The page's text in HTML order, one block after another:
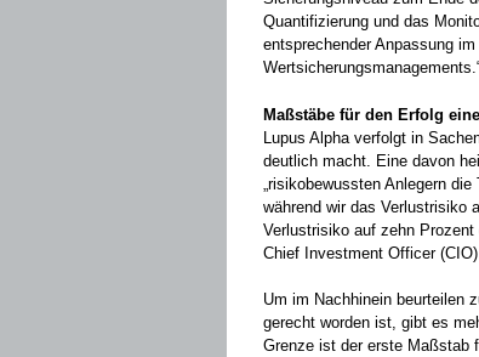
Quantifizierung und das
entsprechender Anpassung
Maßstäbe für den Erfolg
Lupus Alpha verfolgt in
deutlich macht. Eine davon
„risikobewussten Anlegern
während wir das Verlustrisiko
Verlustrisiko auf zehn
Chief Investment Officer
Um im Nachhinein beurteilen
gerecht worden ist, gibt es
Grenze ist der erste Maßstab